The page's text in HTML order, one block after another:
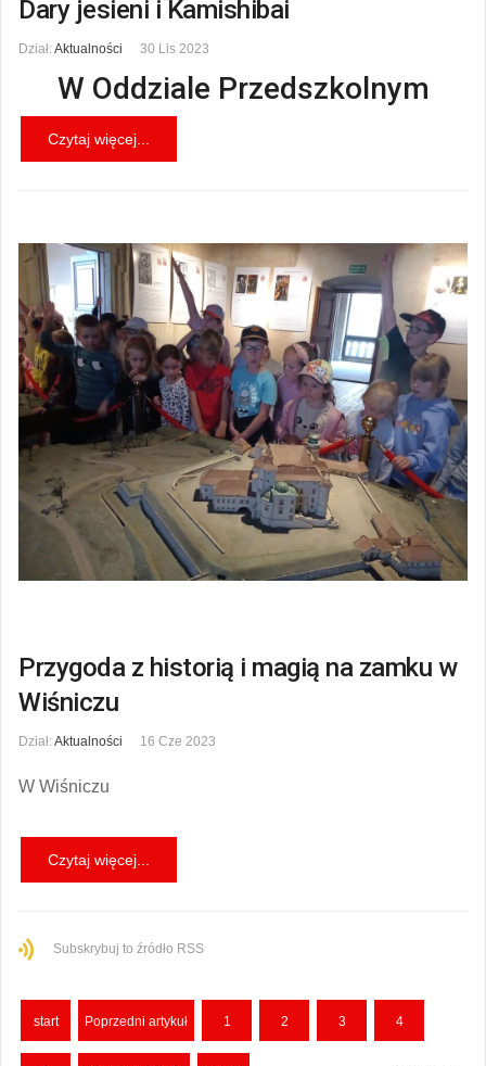
Dary jesieni i Kamishibai
Dział:Aktualności 30 Lis 2023
W Oddziale Przedszkolnym
Czytaj więcej...
Przygoda z historią i magią na zamku w
Wiśniczu
Dział:Aktualności 16 Cze 2023
W Wiśniczu
Czytaj więcej...
Subskrybuj to źródło RSS
start Poprzedni artykuł 1 2 3 4